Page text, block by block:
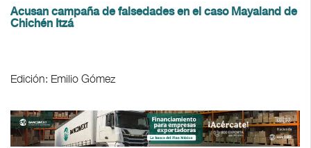
Acusan campaña de falsedades en el caso Mayaland de
Chichén Itzá
Edición: Emilio Gómez